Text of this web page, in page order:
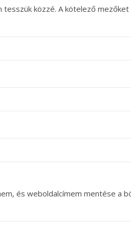
tesszük közzé. A kötelező mezőket
és weboldalcímem mentése a